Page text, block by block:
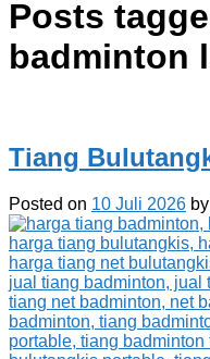
Posts
badminton
Tiang
Posted on 10 Juli 2026 by